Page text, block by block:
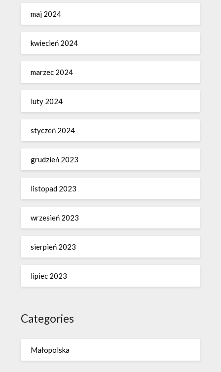
maj 2024
kwiecień 2024
marzec 2024
luty 2024
styczeń 2024
grudzień 2023
listopad 2023
wrzesień 2023
sierpień 2023
lipiec 2023
Categories
Małopolska